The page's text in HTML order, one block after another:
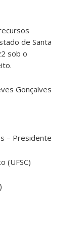
de Santa
sob o
Gonçalves
– Presidente
(UFSC)